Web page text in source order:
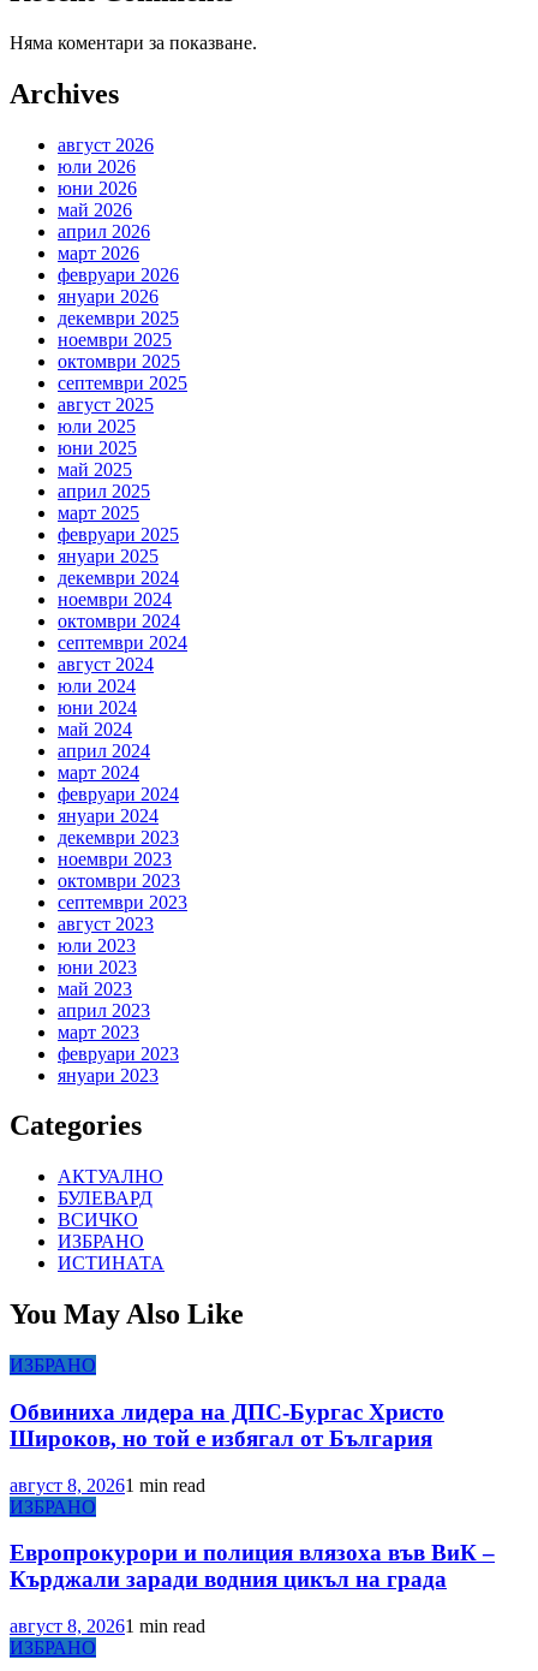
Няма коментари за показване.
Archives
август 2026
юли 2026
юни 2026
май 2026
април 2026
март 2026
февруари 2026
януари 2026
декември 2025
ноември 2025
октомври 2025
септември 2025
август 2025
юли 2025
юни 2025
май 2025
април 2025
март 2025
февруари 2025
януари 2025
декември 2024
ноември 2024
октомври 2024
септември 2024
август 2024
юли 2024
юни 2024
май 2024
април 2024
март 2024
февруари 2024
януари 2024
декември 2023
ноември 2023
октомври 2023
септември 2023
август 2023
юли 2023
юни 2023
май 2023
април 2023
март 2023
февруари 2023
януари 2023
Categories
АКТУАЛНО
БУЛЕВАРД
ВСИЧКО
ИЗБРАНО
ИСТИНАТА
You May Also Like
ИЗБРАНО
Обвиниха лидера на ДПС-Бургас Христо
Широков, но той е избягал от България
август 8, 20261 min read
ИЗБРАНО
Европрокурори и полиция влязоха във ВиК –
Кърджали заради водния цикъл на града
август 8, 20261 min read
ИЗБРАНО